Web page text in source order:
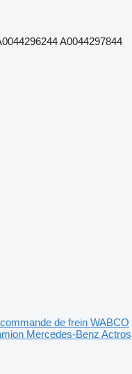
A0044297844
de frein WABCO
Mercedes-Benz Actros